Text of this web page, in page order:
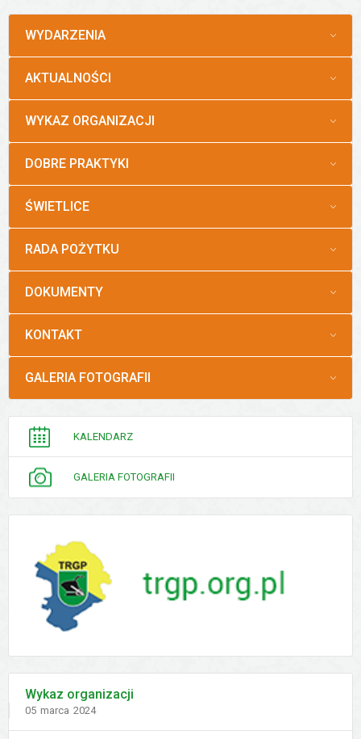
MENU
WYDARZENIA
MENU
AKTUALNOŚCI
MENU
WYKAZ ORGANIZACJI
MENU
DOBRE PRAKTYKI
MENU
ŚWIETLICE
MENU
RADA POŻYTKU
MENU
DOKUMENTY
MENU
KONTAKT
MENU
GALERIA FOTOGRAFII
PORADNIK
INTERESANTA
KALENDARZ
GALERIA FOTOGRAFII
Wykaz organizacji
Dodano
05 marca 2024